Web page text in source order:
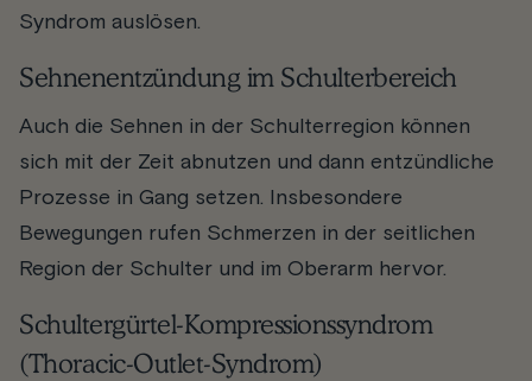
Syndrom auslösen.
Sehnenentzündung im Schulterbereich
Auch die Sehnen in der Schulterregion können
sich mit der Zeit abnutzen und dann entzündliche
Prozesse in Gang setzen. Insbesondere
Bewegungen rufen Schmerzen in der seitlichen
Region der Schulter und im Oberarm hervor.
Schultergürtel-Kompressionssyndrom
(Thoracic-Outlet-Syndrom)